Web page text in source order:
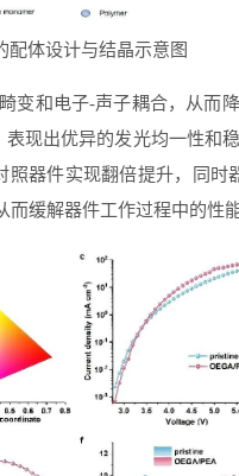
体设计与结晶示意图
变和电子-声子耦合，从而
现出优异的发光均一性和
照器件实现翻倍提升，同
缓解器件工作过程中的性能